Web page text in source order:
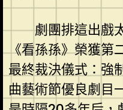
劇團排這出戲
《看孫孫》榮獲第
最終裁決儀式：強
曲藝術節優良劇目